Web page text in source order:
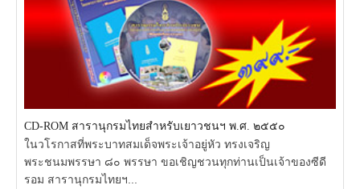
CD-ROM สารานุกรมไทยสำหรับเยาวชนฯ พ.ศ. ๒๕๕๐
ในวโรกาสที่พระบาทสมเด็จพระเจ้าอยู่หัว ทรงเจริญ
พระชนมพรรษา ๘๐ พรรษา ขอเชิญชวนทุกท่านเป็นเจ้าของซีดี
รอม สารานุกรมไทยฯ...